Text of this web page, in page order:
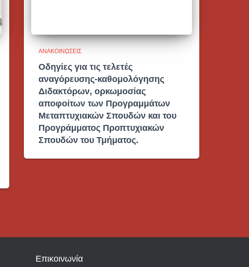
ΑΝΑΚΟΙΝΏΣΕΙΣ
Οδηγίες για τις τελετές
αναγόρευσης-καθομολόγησης
Διδακτόρων, ορκωμοσίας
αποφοίτων των Προγραμμάτων
Μεταπτυχιακών Σπουδών και του
Προγράμματος Προπτυχιακών
Σπουδών του Τμήματος.
Επικοινωνία